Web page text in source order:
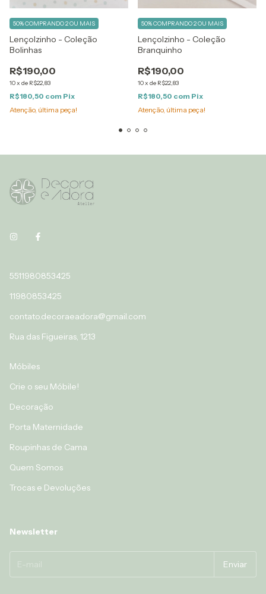
Lençolzinho - Coleção
Bolinhas
R$190,00
10x de R$22,83
50%COMPRANDO 2 OU MAIS
R$180,50 com Pix
Atenção, última peça!
Lençolzinho - Coleção
Branquinho
R$190,00
10x de R$22,83
50%COMPRANDO 2 OU MAIS
R$180,50 com Pix
Atenção, última peça!
5511980853425
11980853425
contato.decoraeadora@gmail.com
Rua das Figueiras, 1213
Móbiles
Crie o seu Móbile!
Decoração
Porta Maternidade
Roupinhas de Cama
Quem Somos
Trocas e Devoluções
Newsletter